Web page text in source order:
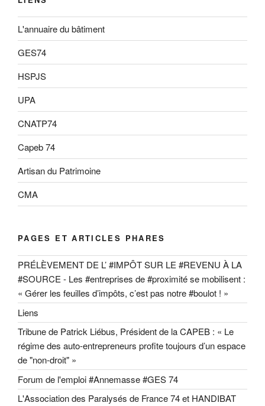
L'annuaire du bâtiment
GES74
HSPJS
UPA
CNATP74
Capeb 74
Artisan du Patrimoine
CMA
PAGES ET ARTICLES PHARES
PRÉLÈVEMENT DE L’ #IMPÔT SUR LE #REVENU À LA
#SOURCE - Les #entreprises de #proximité se mobilisent :
« Gérer les feuilles d’impôts, c’est pas notre #boulot ! »
Liens
Tribune de Patrick Liébus, Président de la CAPEB : « Le
régime des auto-entrepreneurs profite toujours d’un espace
de "non-droit" »
Forum de l'emploi #Annemasse #GES 74
L'Association des Paralysés de France 74 et HANDIBAT